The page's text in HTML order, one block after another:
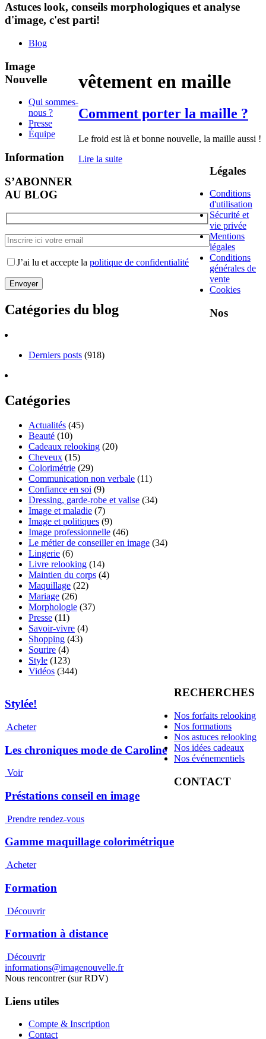
Astuces look, conseils morphologiques et analyse
d'image, c'est parti!
Blog
vêtement en maille
Comment porter la maille ?
Le froid est là et bonne nouvelle, la maille aussi !
Lire la suite
S’ABONNER
AU BLOG
J’ai lu et accepte la politique de confidentialité
Catégories du blog
Derniers posts (918)
Catégories
Actualités (45)
Beauté (10)
Cadeaux relooking (20)
Cheveux (15)
Colorimétrie (29)
Communication non verbale (11)
Confiance en soi (9)
Dressing, garde-robe et valise (34)
Image et maladie (7)
Image et politiques (9)
Image professionnelle (46)
Le métier de conseiller en image (34)
Lingerie (6)
Livre relooking (14)
Maintien du corps (4)
Maquillage (22)
Mariage (26)
Morphologie (37)
Presse (11)
Savoir-vivre (4)
Shopping (43)
Sourire (4)
Style (123)
Vidéos (344)
Stylée!
Acheter
Les chroniques mode de Caroline
Voir
Préstations conseil en image
Prendre rendez-vous
Gamme maquillage colorimétrique
Acheter
Formation
Découvrir
Formation à distance
Découvrir
Image
Nouvelle
Qui sommes-
nous ?
Presse
Équipe
Information
Légales
Conditions
d'utilisation
Sécurité et
vie privée
Mentions
légales
Conditions
générales de
vente
Cookies
Nos
RECHERCHES
Nos forfaits relooking
Nos formations
Nos astuces relooking
Nos idées cadeaux
Nos événementiels
CONTACT
informations@imagenouvelle.fr
Nous rencontrer (sur RDV)
Liens utiles
Compte & Inscription
Contact